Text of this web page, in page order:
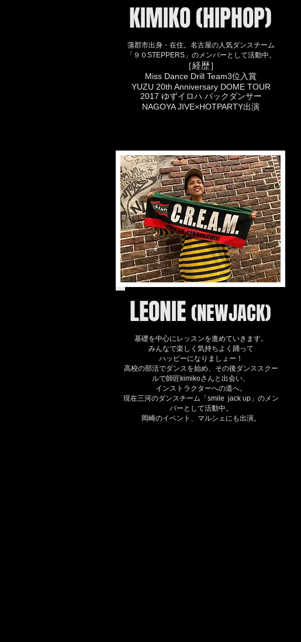
KIMIKO (HIPHOP)
蒲郡市出身・在住。名古屋の人気ダンスチーム
「９０STEPPERS」のメンバーとして活動中。
［経歴］
Miss Dance Drill Team3位入賞
YUZU 20th Anniversary DOME TOUR
2017 ゆずイロハ バックダンサー
NAGOYA JIVE×HOTPARTY出演
LEONIE(NEWJACK)
基礎を中心にレッスンを進めていきます。
みんなで楽しく気持ちよく踊って
ハッピーになりましょー！
高校の部活でダンスを始め、その後ダンススクー
ルで師匠kimikoさんと出会い、
インストラクターへの道へ。
現在三河のダンスチーム「smile jack up」のメン
バーとして活動中。
岡崎のイベント、マルシェにも出演。